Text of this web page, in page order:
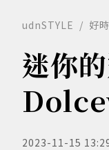
udnSTYLE 好
迷你
2023-11-15